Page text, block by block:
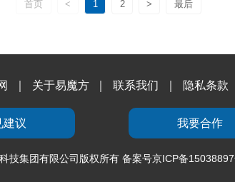
首页 < 1 2 > 最后
关于易魔方 联系我们 隐私条款
建议 我要合作
技集团有限公司版权所有 备案号京ICP备